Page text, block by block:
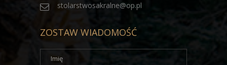
stolarstwosakralne@op.pl
ZOSTAW WIADOMOŚĆ